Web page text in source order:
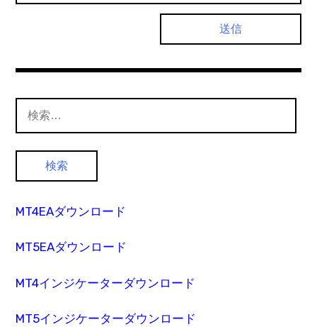
索:
MT4EAダウンロード
MT5EAダウンロード
MT4インジケーターダウンロード
MT5インジケーターダウンロード